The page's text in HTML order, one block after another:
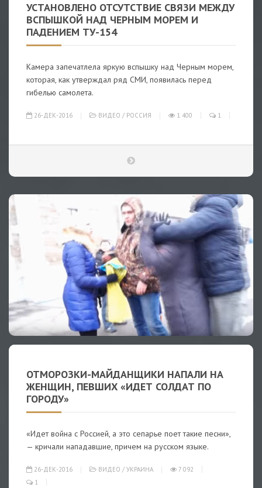
УСТАНОВЛЕНО ОТСУТСТВИЕ СВЯЗИ МЕЖДУ
ВСПЫШКОЙ НАД ЧЕРНЫМ МОРЕМ И
ПАДЕНИЕМ ТУ-154
Камера запечатлела яркую вспышку над Черным морем,
которая, как утверждал ряд СМИ, появилась перед
гибелью самолета.
26-ДЕК-2016 ВИДЕО / РОССИЯ 1 400 1
ОТМОРОЗКИ-МАЙДАНЩИКИ НАПАЛИ НА
ЖЕНЩИН, ПЕВШИХ «ИДЕТ СОЛДАТ ПО
ГОРОДУ»
«Идет война с Россией, а это сепарье поет такие песни»,
— кричали нападавшие, причем на русском языке.
26-ДЕК-2016 ВИДЕО / УКРАИНА
7 092
1